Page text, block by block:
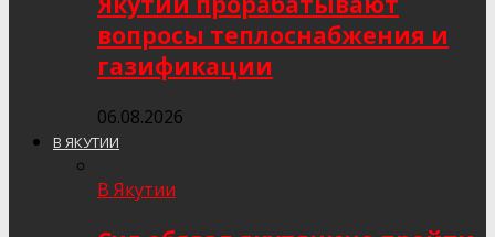
вопросы теплоснабжения и
газификации
06.08.2026
В ЯКУТИИ
В Якутии